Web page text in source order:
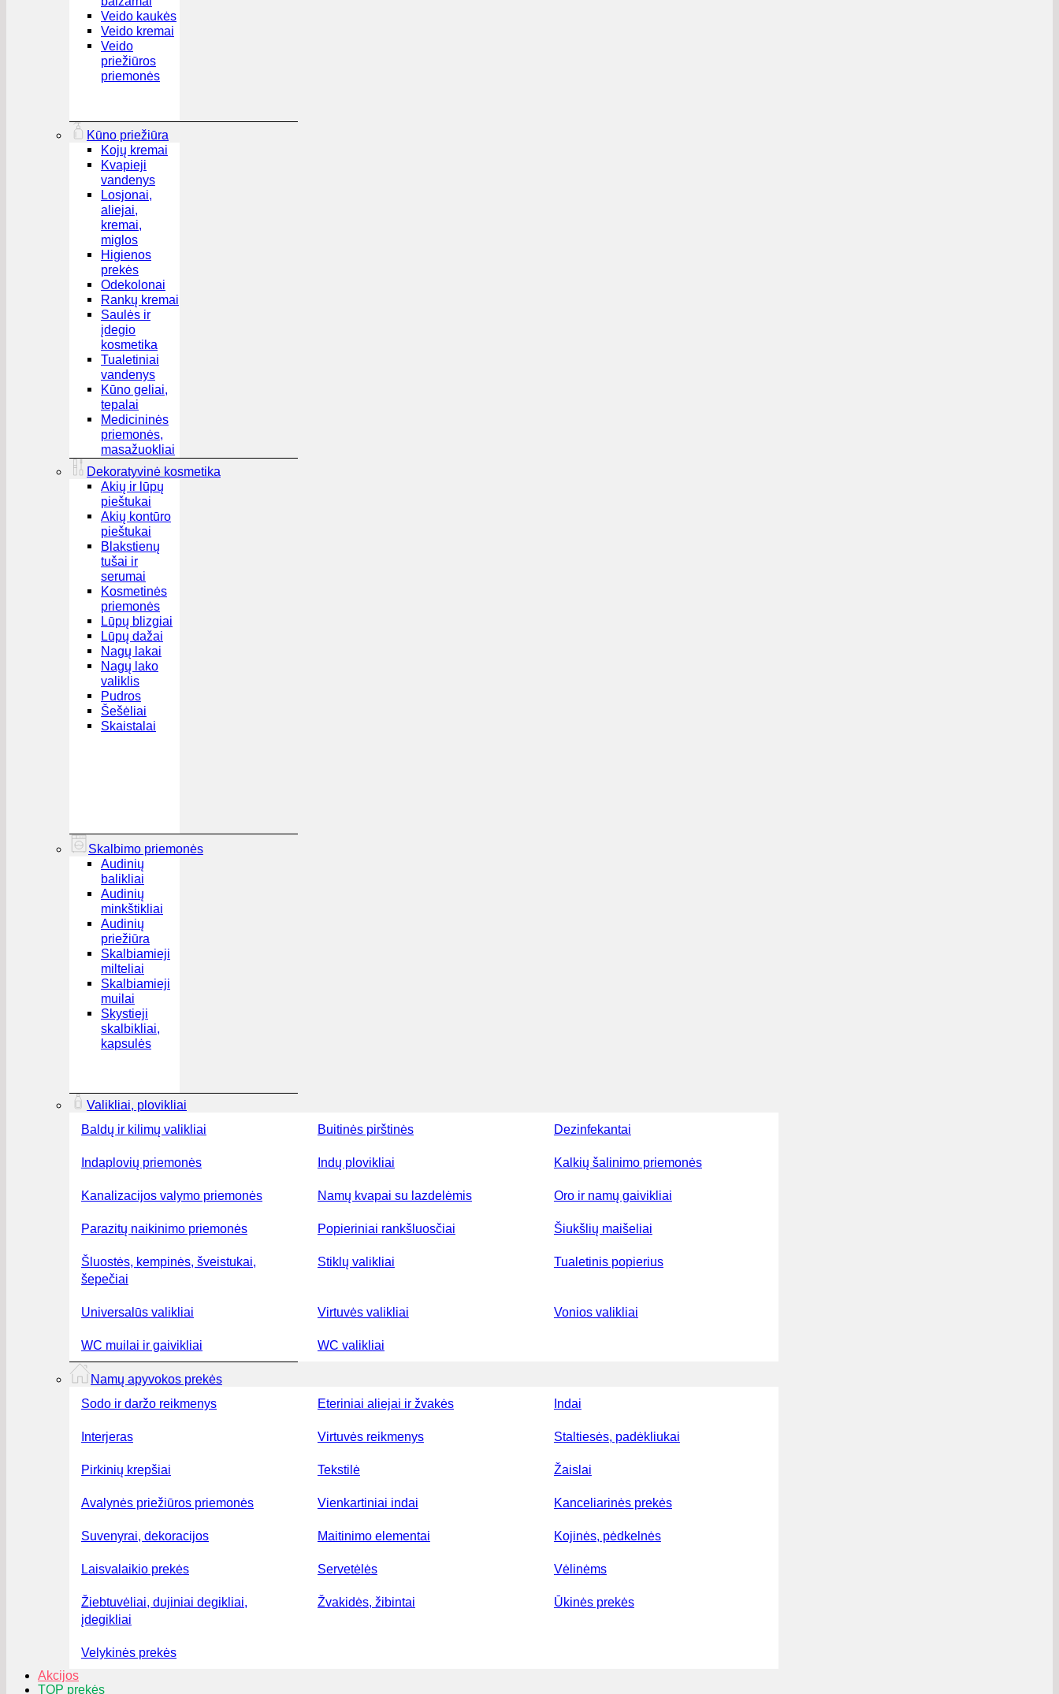
Veido kaukės
Veido kremai
Veido
priežiūros
priemonės
Kūno priežiūra
Kojų kremai
Kvapieji
vandenys
Losjonai,
aliejai,
kremai,
miglos
Higienos
prekės
Odekolonai
Rankų kremai
Saulės ir
įdegio
kosmetika
Tualetiniai
vandenys
Kūno geliai,
tepalai
Medicininės
priemonės,
masažuokliai
Dekoratyvinė kosmetika
Akių ir lūpų
pieštukai
Akių kontūro
pieštukai
Blakstienų
tušai ir
serumai
Kosmetinės
priemonės
Lūpų blizgiai
Lūpų dažai
Nagų lakai
Nagų lako
valiklis
Pudros
Šešėliai
Skaistalai
Skalbimo priemonės
Audinių
balikliai
Audinių
minkštikliai
Audinių
priežiūra
Skalbiamieji
milteliai
Skalbiamieji
muilai
Skystieji
skalbikliai,
kapsulės
Valikliai, plovikliai
Baldų ir kilimų valikliai Buitinės pirštinės Dezinfekantai
Indaplovių priemonės Indų plovikliai Kalkių šalinimo priemonės
Kanalizacijos valymo priemonės Namų kvapai su lazdelėmis Oro ir namų gaivikliai
Parazitų naikinimo priemonės Popieriniai rankšluosčiai Šiukšlių maišeliai
Šluostės, kempinės, šveistukai,
šepečiai
Stiklų valikliai Tualetinis popierius
Universalūs valikliai Virtuvės valikliai Vonios valikliai
WC muilai ir gaivikliai WC valikliai
Namų apyvokos prekės
Sodo ir daržo reikmenys Eteriniai aliejai ir žvakės Indai
Interjeras Virtuvės reikmenys Staltiesės, padėkliukai
Pirkinių krepšiai Tekstilė Žaislai
Avalynės priežiūros priemonės Vienkartiniai indai Kanceliarinės prekės
Suvenyrai, dekoracijos Maitinimo elementai Kojinės, pėdkelnės
Laisvalaikio prekės Servetėlės Vėlinėms
Žiebtuvėliai, dujiniai degikliai,
įdegikliai
Žvakidės, žibintai Ūkinės prekės
Velykinės prekės
Akcijos
TOP prekės